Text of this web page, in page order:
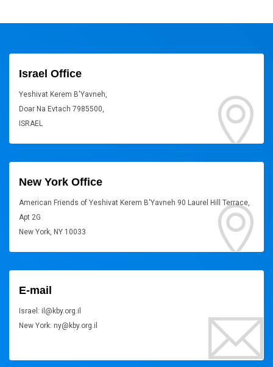
Israel Office
Yeshivat Kerem B'Yavneh,
Doar Na Evtach 7985500,
ISRAEL
New York Office
American Friends of Yeshivat Kerem B'Yavneh 90 Laurel Hill Terrace,
Apt 2G
New York, NY 10033
E-mail
Israel: il@kby.org.il
New York: ny@kby.org.il